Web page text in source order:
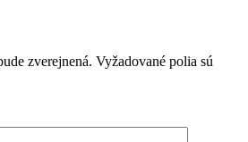
zverejnená. Vyžadované polia sú